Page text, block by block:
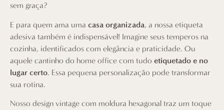
sem graça?
E para quem ama uma casa organizada, a nossa etiqueta
adesiva também é indispensável! Imagine seus temperos na
cozinha, identificados com elegância e praticidade. Ou
aquele cantinho do home office com tudo etiquetado e no
lugar certo. Essa pequena personalização pode transformar
sua rotina.
Nosso design vintage com moldura hexagonal traz um toque